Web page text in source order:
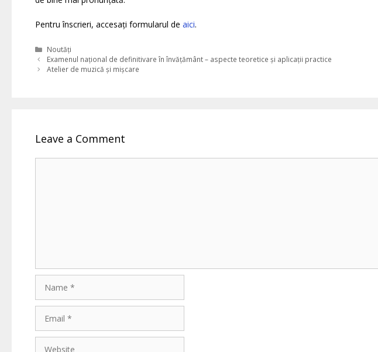
Pentru înscrieri, accesați formularul de aici.
Categories
Noutăți
Examenul național de definitivare în învățământ – aspecte teoretice și aplicații practice
Atelier de muzică și mișcare
Leave a Comment